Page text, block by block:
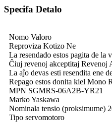
Specifa Detalo
Nomo Valoro
Reproviza Kotizo Ne
La resendado estos pagita de la
Ĉiuj revenoj akceptitaj Revenoj
La aĵo devas esti resendita ene
Repago estos donita kiel Mono
MPN SGMRS-06A2B-YR21
Marko Yaskawa
Nominala tensio (proksimume)
Tipo servomotoro